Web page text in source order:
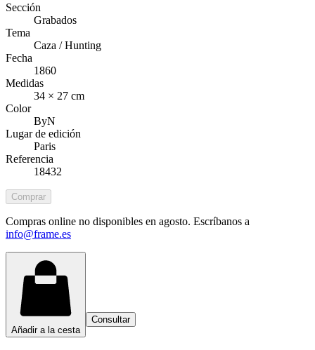
Sección
Grabados
Tema
Caza / Hunting
Fecha
1860
Medidas
34 × 27 cm
Color
ByN
Lugar de edición
Paris
Referencia
18432
Comprar
Compras online no disponibles en agosto. Escríbanos a
info@frame.es
Añadir a la cesta
Consultar